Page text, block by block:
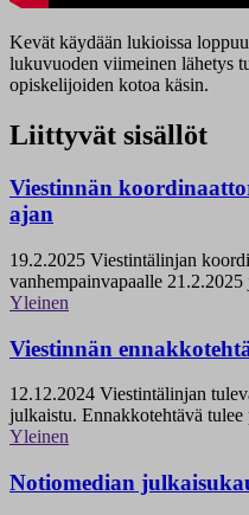
Kevät käydään lukioissa
lukuvuoden viimeinen lähetys
opiskelijoiden kotoa käsin.
Liittyvät sisällöt
Viestinnän
ajan
19.2.2025 Viestintälinjan
vanhempainvapaalle 21.2.2025
Yleinen
Viestinnän
12.12.2024 Viestintälinjan
julkaistu. Ennakkotehtävä tulee
Yleinen
Notiomedian